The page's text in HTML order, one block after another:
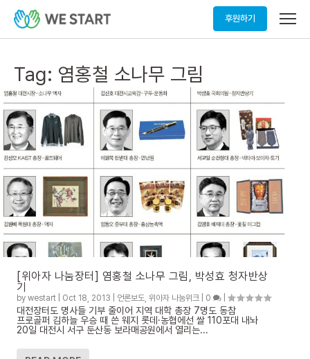
후원하기
메
열
Tag: 염홍철 소나무 그림
[위아자 나눔장터] 염홍철 소나무 그림, 박성효 청자반상
기
by westart Oct 18, 2013 언론보도 위아자 나눔위크 0
대전장터도 명사들 기부 줄이어 지역 대학 총장 7명도 동참
프로골퍼 김하늘 우승 때 쓴 웨지 롯데·농협에선 쌀 110포대 내놔
20일 대전시 서구 둔산동 보라매공원에서 열리는...